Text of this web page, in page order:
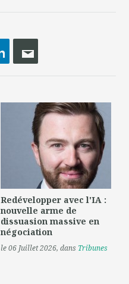
Redévelopper avec l'IA :
nouvelle arme de
dissuasion massive en
négociation
le 06 Juillet 2026, dans Tribunes